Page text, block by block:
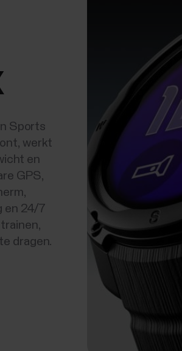
Sports
werkt
en
GPS,
en 24/7
dragen.